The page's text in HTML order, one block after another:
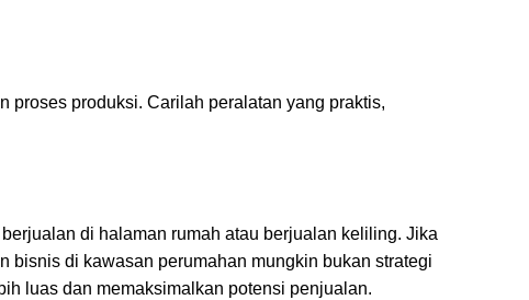
proses produksi. Carilah peralatan yang praktis,
di halaman rumah atau berjualan keliling. Jika
bisnis di kawasan perumahan mungkin bukan strategi
luas dan memaksimalkan potensi penjualan.